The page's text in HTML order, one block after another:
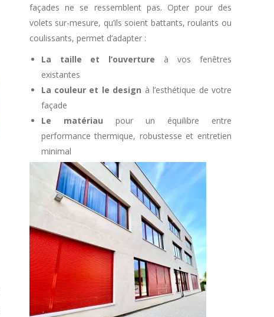
façades ne se ressemblent pas. Opter pour des
volets sur-mesure, qu’ils soient battants, roulants ou
coulissants, permet d’adapter :
La taille et l’ouverture à vos fenêtres
existantes
La couleur et le design à l’esthétique de votre
façade
Le matériau pour un équilibre entre
performance thermique, robustesse et entretien
minimal